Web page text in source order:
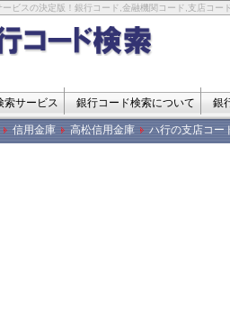
ビスの決定版！銀行コード,金融機関コード,支店コー
索サービス 銀行コード検索について 銀
信用金庫 高松信用金庫 ハ行の支店コー